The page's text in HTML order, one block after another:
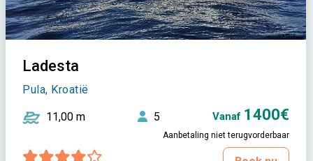
Ladesta
Pula, Kroatië
11,00 m 5 Vanaf 1400€
Aanbetaling niet terugvorderbaar